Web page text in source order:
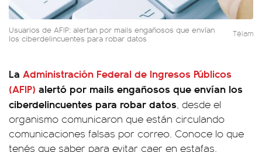
Usuarios de AFIP: alertan por mails engañosos que envían
los ciberdelincuentes para robar datos Télam
La Administración Federal de Ingresos Públicos
(AFIP) alertó por mails engañosos que envían los
ciberdelincuentes para robar datos, desde el
organismo comunicaron que están circulando
comunicaciones falsas por correo. Conoce lo que
tenés que saber para evitar caer en estafas.